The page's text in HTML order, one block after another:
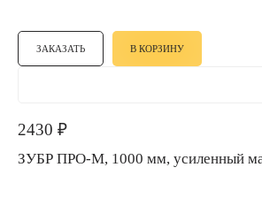
ЗАКАЗАТЬ В КОРЗИНУ
2430 ₽
ЗУБР ПРО-М, 1000 мм,